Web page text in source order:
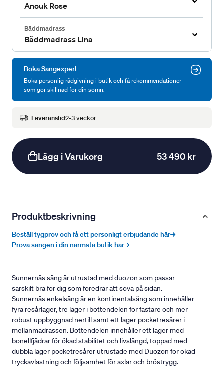
Anouk Rose
Bäddmadrass
Bäddmadrass Lina
Boka Sängexpert
Boka personlig rådgivning i butik och få rekommendationer
som gör skillnad för din sömn.
Leveranstid2-3 veckor
Lägg i Varukorg 53 490 kr
Produktbeskrivning
Beställ tygprov och få ett personligt erbjudande här→
Prova sängen i din närmsta butik här→
Sunnernäs säng är utrustad med duozon som passar
särskilt bra för dig som föredrar att sova på sidan.
Sunnernäs enkelsäng är en kontinentalsäng som innehåller
fyra resårlager, tre lager i bottendelen för fastare och mer
robust uppbyggnad nertill samt ett lager pocketresårer i
mellanmadrassen. Bottendelen innehåller ett lager med
bonellfjädrar för ökad stabilitet och livslängd, toppad med
dubbla lager pocketresårer utrustade med Duozon för ökad
tryckavlastning och följsamhet för axlar och bröstrygg.